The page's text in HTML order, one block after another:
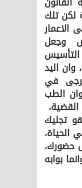
لكن تلك
الاعمار
وجعل
التأسيس
وان اليد
في
الطب
تجليك
حضورك،
بوابه